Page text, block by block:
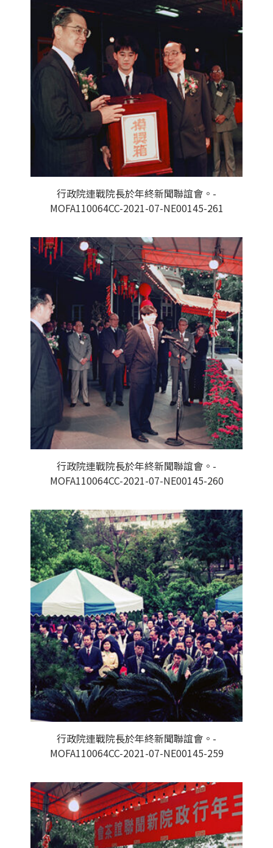
行政院連戰院長於年終新聞聯誼會。-
MOFA110064CC-2021-07-NE00145-261
行政院連戰院長於年終新聞聯誼會。-
MOFA110064CC-2021-07-NE00145-260
行政院連戰院長於年終新聞聯誼會。-
MOFA110064CC-2021-07-NE00145-259